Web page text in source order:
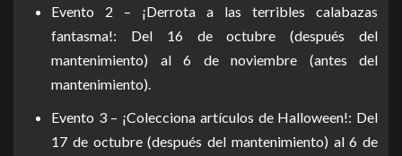
Evento 2 – ¡Derrota a las terribles calabazas
fantasma!: Del 16 de octubre (después del
mantenimiento) al 6 de noviembre (antes del
mantenimiento).
Evento 3 – ¡Colecciona artículos de Halloween!: Del
17 de octubre (después del mantenimiento) al 6 de